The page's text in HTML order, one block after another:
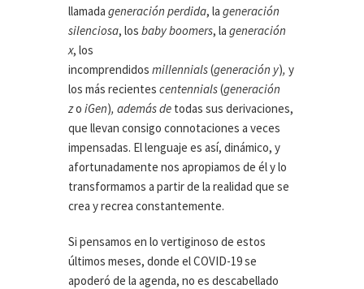
llamada generación perdida, la generación
silenciosa, los baby boomers, la generación
x, los
incomprendidos millennials(generación y), y
los más recientes centennials(generación
zo iGen), además de todas sus derivaciones,
que llevan consigo connotaciones a veces
impensadas. El lenguaje es así, dinámico, y
afortunadamente nos apropiamos de él y lo
transformamos a partir de la realidad que se
crea y recrea constantemente.
Si pensamos en lo vertiginoso de estos
últimos meses, donde el COVID-19 se
apoderó de la agenda, no es descabellado